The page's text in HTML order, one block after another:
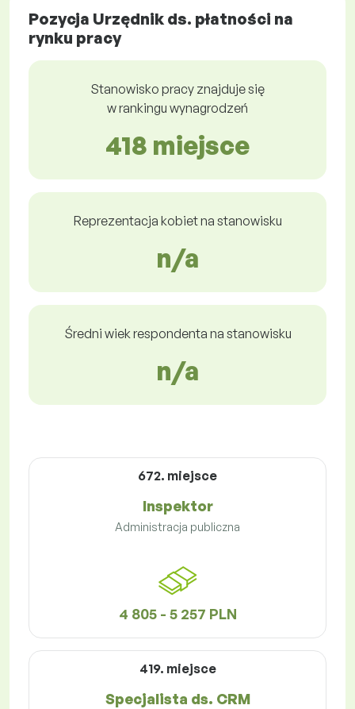
Pozycja Urzędnik ds. płatności na
rynku pracy
Stanowisko pracy znajduje się
w rankingu wynagrodzeń
418 miejsce
Reprezentacja kobiet na stanowisku
n/a
Średni wiek respondenta na stanowisku
n/a
672. miejsce
Inspektor
Administracja publiczna
4 805 - 5 257 PLN
419. miejsce
Specjalista ds. CRM